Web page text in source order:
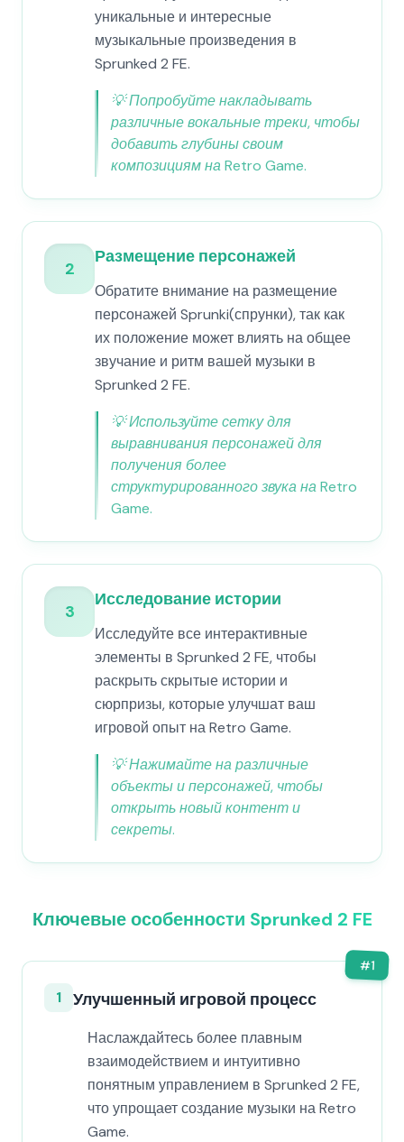
уникальные и интересные
музыкальные произведения в
Sprunked 2 FE.
💡Попробуйте накладывать
различные вокальные треки, чтобы
добавить глубины своим
композициям на Retro Game.
2
Размещение персонажей
Обратите внимание на размещение
персонажей Sprunki(спрунки), так как
их положение может влиять на общее
звучание и ритм вашей музыки в
Sprunked 2 FE.
💡Используйте сетку для
выравнивания персонажей для
получения более
структурированного звука на Retro
Game.
3
Исследование истории
Исследуйте все интерактивные
элементы в Sprunked 2 FE, чтобы
раскрыть скрытые истории и
сюрпризы, которые улучшат ваш
игровой опыт на Retro Game.
💡Нажимайте на различные
объекты и персонажей, чтобы
открыть новый контент и
секреты.
Ключевые особенности Sprunked 2 FE
#1
1 Улучшенный игровой процесс
Наслаждайтесь более плавным
взаимодействием и интуитивно
понятным управлением в Sprunked 2 FE,
что упрощает создание музыки на Retro
Game.